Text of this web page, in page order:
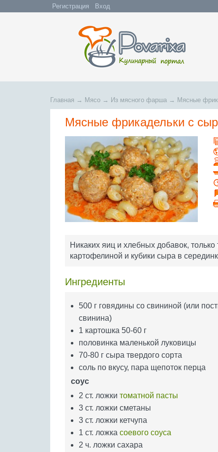
Регистрация Вход
Главная → Мясо → Из мясного фарша → Мясные
Мясные фрикадельки с
Никаких яиц и хлебных добавок,
картофелиной и кубики сыра в
Ингредиенты
500 г говядины со свининой (или
свинина)
1 картошка 50-60 г
половинка маленькой луковицы
70-80 г сыра твердого сорта
соль по вкусу, пара щепоток перца
соус
2 ст. ложки томатной пасты
3 ст. ложки сметаны
3 ст. ложки кетчупа
1 ст. ложка соевого соуса
2 ч. ложки сахара